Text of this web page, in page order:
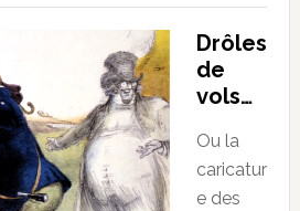
Drôles
de
vols…
Ou la
caricatur
e des